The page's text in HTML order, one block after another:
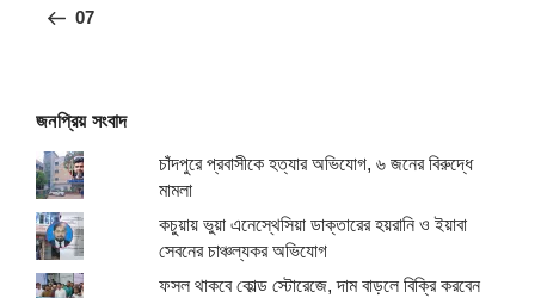
Post
07
জনপ্রিয় সংবাদ
চাঁদপুরে প্রবাসীকে হত্যার অভিযোগ, ৬ জনের বিরুদ্ধে
মামলা
কচুয়ায় ভুয়া এনেস্থেসিয়া ডাক্তারের হয়রানি ও ইয়াবা
সেবনের চাঞ্চল্যকর অভিযোগ
ফসল থাকবে কোল্ড স্টোরেজে, দাম বাড়লে বিক্রি করবেন